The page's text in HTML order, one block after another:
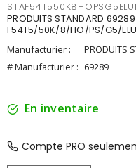
PRODUITS STANDARD 69289
F54T5/50K/8/HO/PS/G5/
Manufacturier :
PRODUITS
# Manufacturier : 69289
En inventaire
Compte PRO